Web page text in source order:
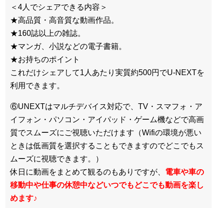
＜4人でシェアできる内容＞
★高品質・高音質な動画作品。
★160誌以上の雑誌。
★マンガ、小説などの電子書籍。
★お持ちのポイント
これだけシェアして1人あたり実質約500円でU-NEXTを
利用できます。
⑥UNEXTはマルチデバイス対応で、TV・スマフォ・ア
イフォン・パソコン・アイパッド・ゲーム機などで高画
質でスムーズにご視聴いただけます（Wifiの環境が悪い
ときは低画質を選択することもできますのでどこでもス
ムーズに視聴できます。）
休日に動画をまとめて観るのもありですが、 電車や車の
移動中や仕事の休憩中などいつでもどこでも動画を楽し
めます♪